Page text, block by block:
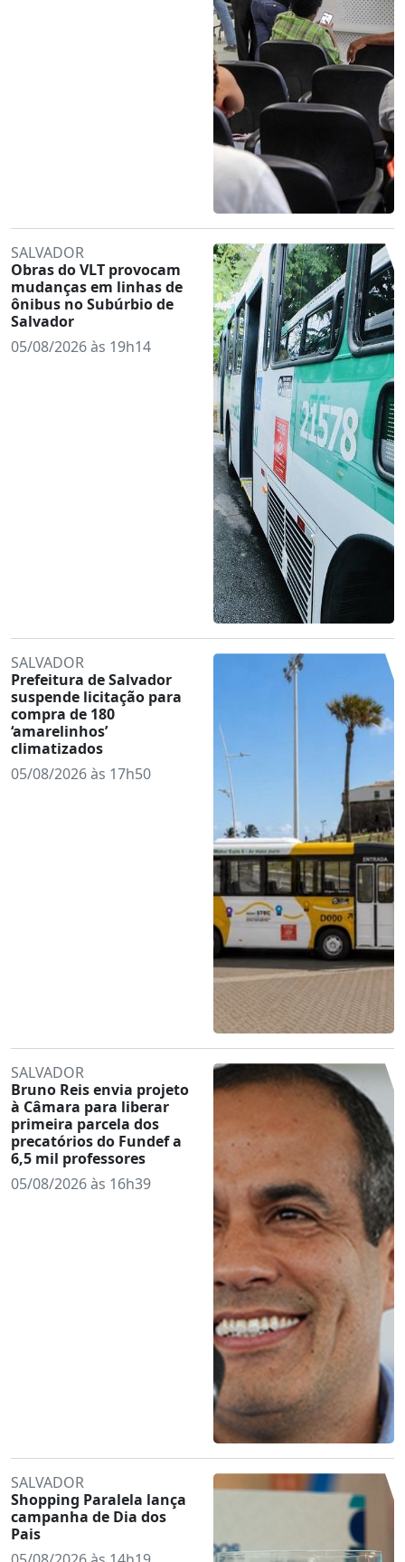
SALVADOR
Obras do VLT provocam
mudanças em linhas de
ônibus no Subúrbio de
Salvador
05/08/2026 às 19h14
SALVADOR
Prefeitura de Salvador
suspende licitação para
compra de 180
‘amarelinhos’
climatizados
05/08/2026 às 17h50
SALVADOR
Bruno Reis envia projeto
à Câmara para liberar
primeira parcela dos
precatórios do Fundef a
6,5 mil professores
05/08/2026 às 16h39
SALVADOR
Shopping Paralela lança
campanha de Dia dos
Pais